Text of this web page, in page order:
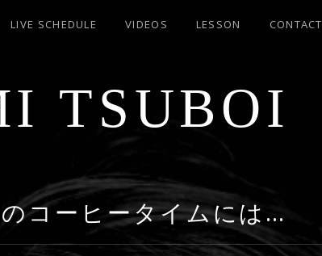
TSUBOI
LIVE SCHEDULE VIDEOS LESSON CONTACT
コーヒータイムには…